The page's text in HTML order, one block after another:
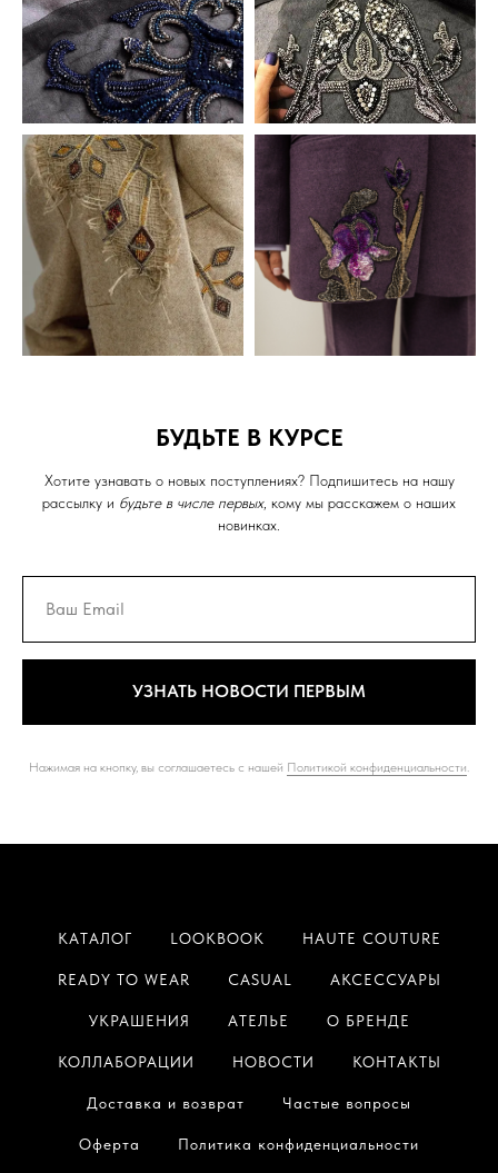
БУДЬТЕ В КУРСЕ
Хотите узнавать о новых поступлениях? Подпишитесь на нашу
рассылку и будьте в числе первых, кому мы расскажем о наших
новинках.
УЗНАТЬ НОВОСТИ ПЕРВЫМ
Нажимая на кнопку, вы соглашаетесь с нашей Политикой конфиденциальности.
КАТАЛОГ LOOKBOOK HAUTE COUTURE
READY TO WEAR CASUAL АКСЕССУАРЫ
УКРАШЕНИЯ АТЕЛЬЕ О БРЕНДЕ
КОЛЛАБОРАЦИИ НОВОСТИ КОНТАКТЫ
Доставка и возврат Частые вопросы
Оферта Политика конфиденциальности